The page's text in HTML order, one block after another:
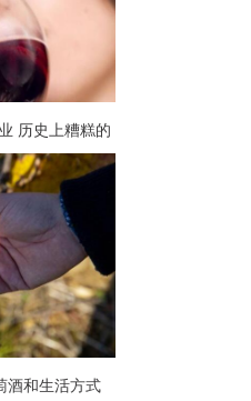
历史上糟糕的
价格飙升
酒和生活方式